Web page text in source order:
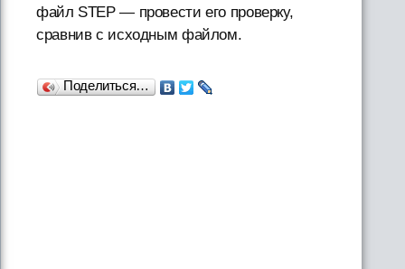
файл STEP — провести его проверку,
сравнив с исходным файлом.
Поделиться…